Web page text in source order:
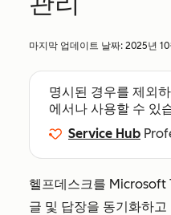
마지막 업데이트 날짜: 2025년 10
명시된 경우를 제외
에서나 사용할 수 있
Service Hub
헬프데스크를 Microsoft
글 및 답장을 동기화하